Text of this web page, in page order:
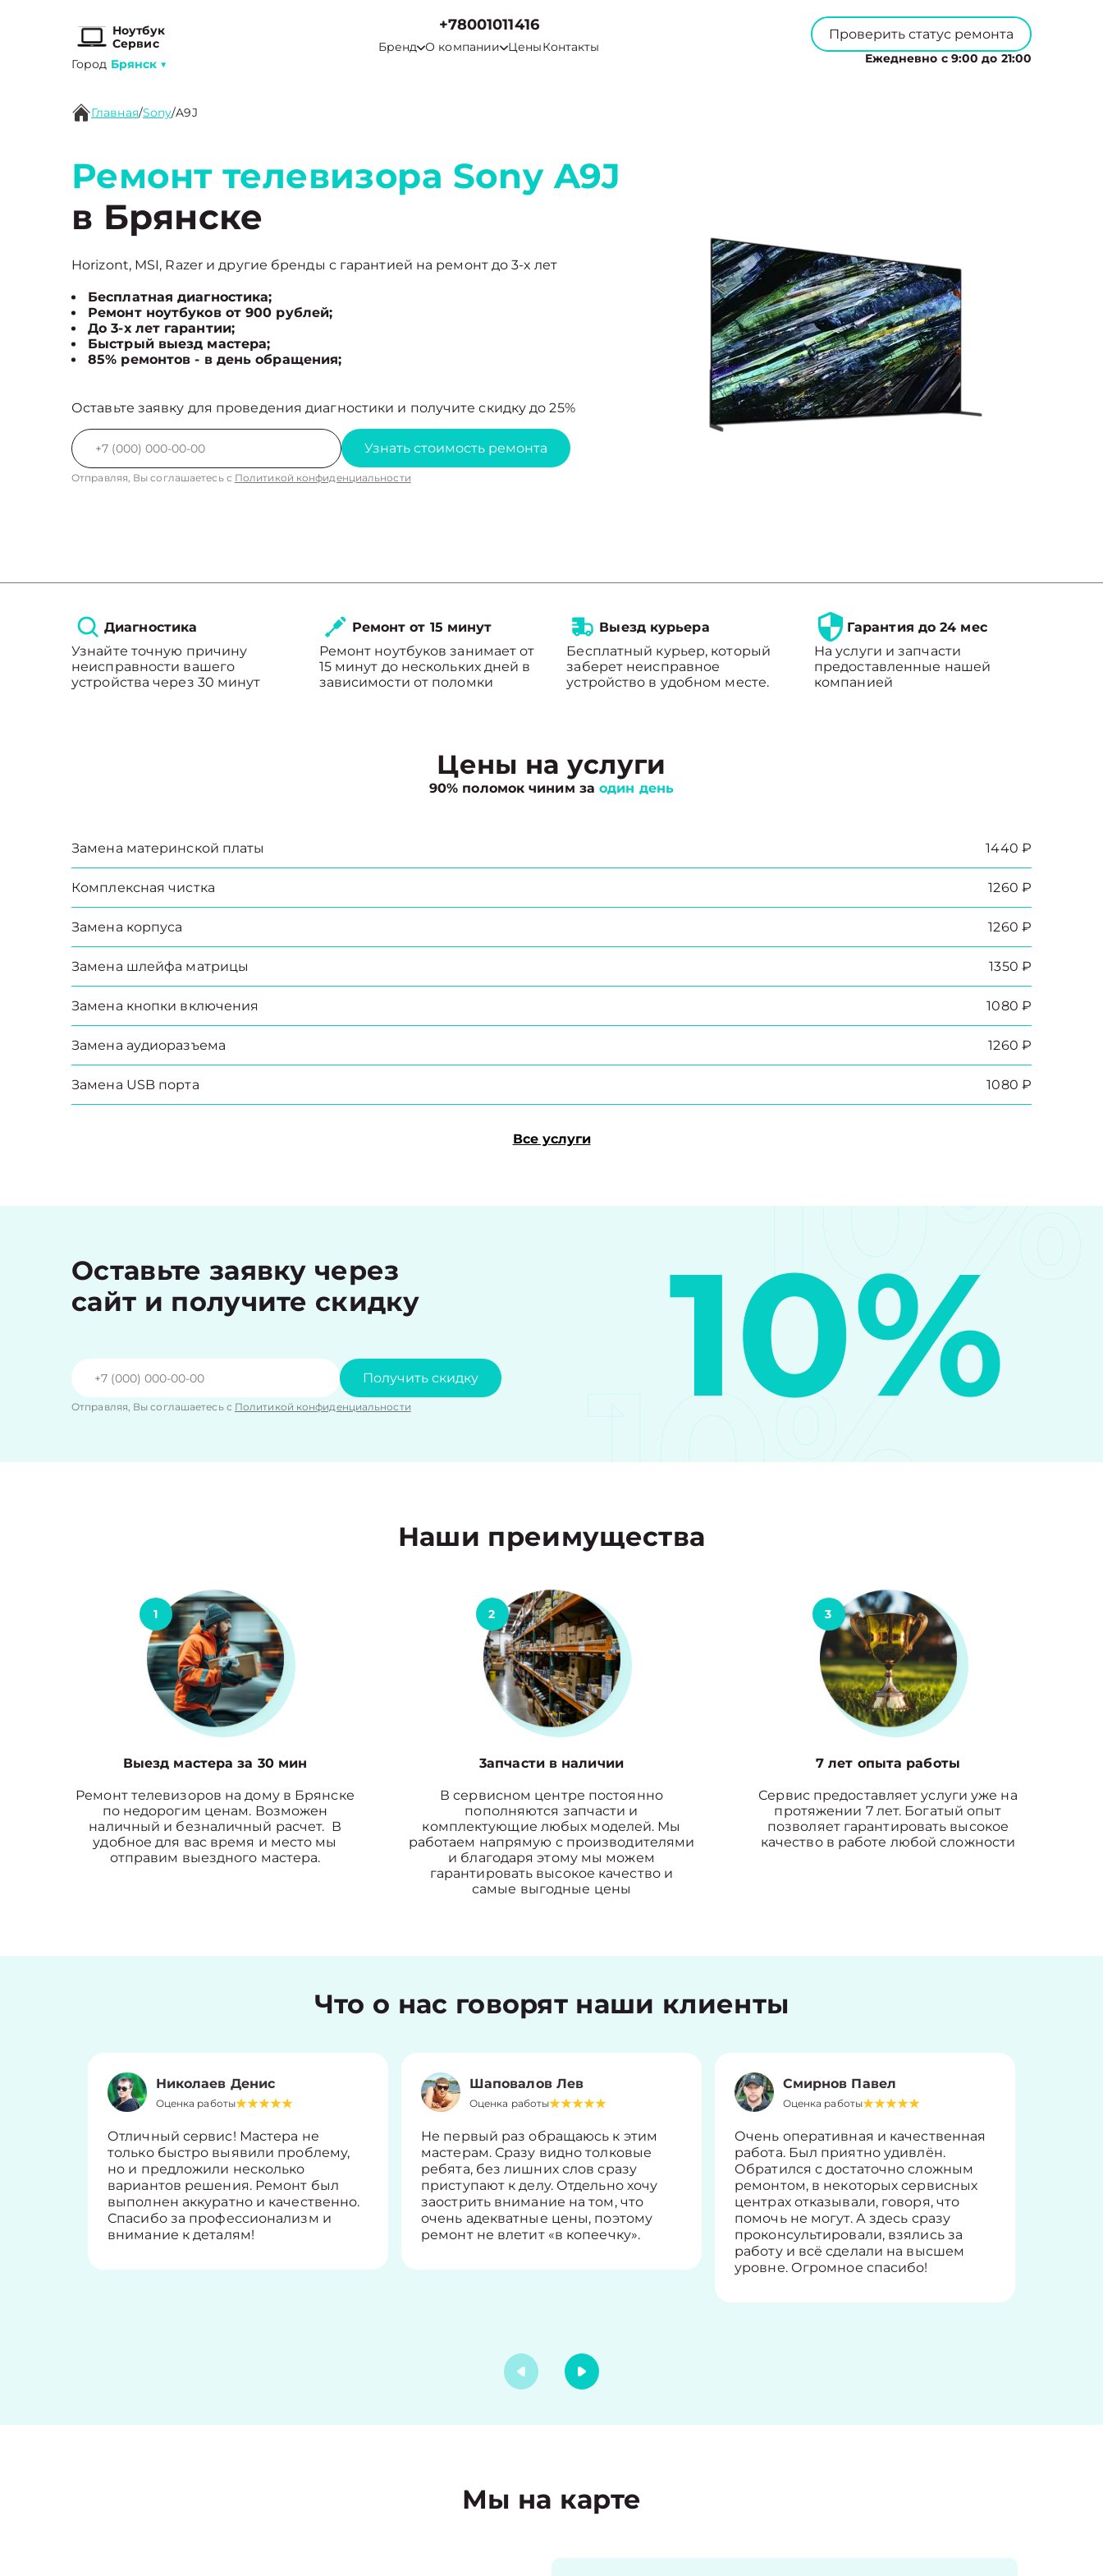
Ноутбук
Сервис
Город Брянск ▼
+78001011416
Бренд О компании ЦеныКонтакты
Проверить статус ремонта
Ежедневно с 9:00 до 21:00
Главная/Sony/A9J
Ремонт телевизора Sony A9J
в Брянске
Horizont, MSI, Razer и другие бренды с гарантией на ремонт до 3-х лет
Бесплатная диагностика;
Ремонт ноутбуков от 900 рублей;
До 3-х лет гарантии;
Быстрый выезд мастера;
85% ремонтов - в день обращения;
Оставьте заявку для проведения диагностики и получите скидку до 25%
Узнать стоимость ремонта
Отправляя, Вы соглашаетесь с Политикой конфиденциальности
Диагностика
Узнайте точную причину
неисправности вашего
устройства через 30 минут
Ремонт от 15 минут
Ремонт ноутбуков занимает от
15 минут до нескольких дней в
зависимости от поломки
Выезд курьера
Бесплатный курьер, который
заберет неисправное
устройство в удобном месте.
Гарантия до 24 мес
На услуги и запчасти
предоставленные нашей
компанией
Цены на услуги
90% поломок чиним заодин день
Замена материнской платы 1440 ₽
Комплексная чистка 1260 ₽
Замена корпуса 1260 ₽
Замена шлейфа матрицы 1350 ₽
Замена кнопки включения 1080 ₽
Замена аудиоразъема 1260 ₽
Замена USB порта 1080 ₽
Все услуги
Оставьте заявку через
сайт и получите скидку
Получить скидку
Отправляя, Вы соглашаетесь с Политикой конфиденциальности 10%
10%
10%
Наши преимущества
1
Выезд мастера за 30 мин
Ремонт телевизоров на дому в Брянске
по недорогим ценам. Возможен
наличный и безналичный расчет. В
удобное для вас время и место мы
отправим выездного мастера.
2
3апчасти в наличии
В сервисном центре постоянно
пополняются запчасти и
комплектующие любых моделей. Мы
работаем напрямую с производителями
и благодаря этому мы можем
гарантировать высокое качество и
самые выгодные цены
3
7 лет опыта работы
Сервис предоставляет услуги уже на
протяжении 7 лет. Богатый опыт
позволяет гарантировать высокое
качество в работе любой сложности
Что о нас говорят наши клиенты
Николаев Денис
Оценка работы
Отличный сервис! Мастера не
только быстро выявили проблему,
но и предложили несколько
вариантов решения. Ремонт был
выполнен аккуратно и качественно.
Спасибо за профессионализм и
внимание к деталям!
Шаповалов Лев
Оценка работы
Не первый раз обращаюсь к этим
мастерам. Сразу видно толковые
ребята, без лишних слов сразу
приступают к делу. Отдельно хочу
заострить внимание на том, что
очень адекватные цены, поэтому
ремонт не влетит «в копеечку».
Смирнов Павел
Оценка работы
Очень оперативная и качественная
работа. Был приятно удивлён.
Обратился с достаточно сложным
ремонтом, в некоторых сервисных
центрах отказывали, говоря, что
помочь не могут. А здесь сразу
проконсультировали, взялись за
работу и всё сделали на высшем
уровне. Огромное спасибо!
Мы на карте